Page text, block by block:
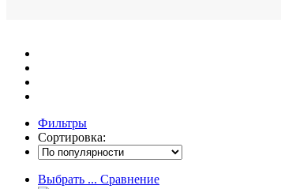
Фильтры
Сортировка:
Выбрать ... Сравнение